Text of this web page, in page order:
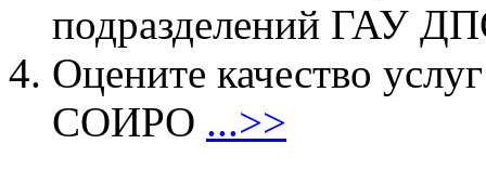
подразделений ГАУ
Оцените качество
СОИРО ...>>